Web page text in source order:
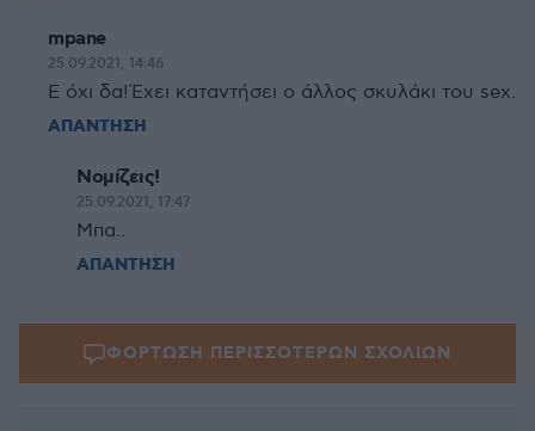
mpane
25.09.2021, 14:46
E όχι δα!Έχει καταντήσει ο άλλος σκυλάκι του sex.
ΑΠΑΝΤΗΣΗ
Νομίζεις!
25.09.2021, 17:47
Μπα..
ΑΠΑΝΤΗΣΗ
ΦΟΡΤΩΣΗ ΠΕΡΙΣΣΟΤΕΡΩΝ ΣΧΟΛΙΩΝ